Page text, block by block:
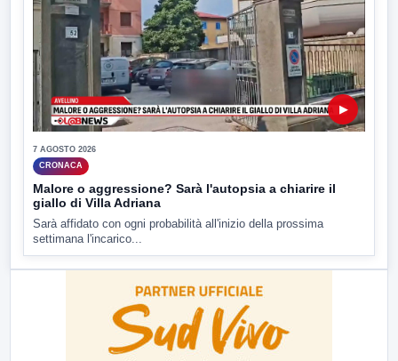
▶
7 AGOSTO 2026
CRONACA
Malore o aggressione? Sarà l'autopsia a chiarire il
giallo di Villa Adriana
Sarà affidato con ogni probabilità all'inizio della prossima
settimana l'incarico...